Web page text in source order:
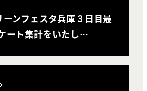
ンフェスタ兵庫３日目最
ート集計をいたし…